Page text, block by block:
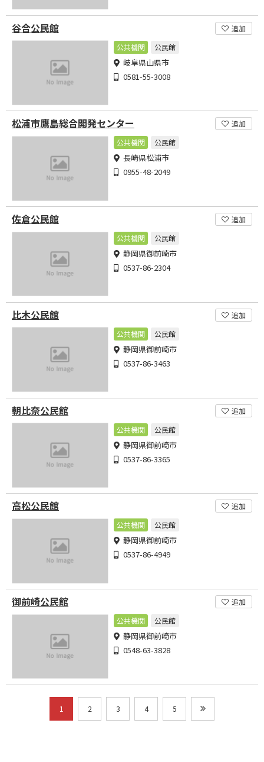
谷合公民館
追加
公共機関
公民館
岐阜県山県市
0581-55-3008
松浦市鷹島総合開発センター
追加
公共機関
公民館
長崎県松浦市
0955-48-2049
佐倉公民館
追加
公共機関
公民館
静岡県御前崎市
0537-86-2304
比木公民館
追加
公共機関
公民館
静岡県御前崎市
0537-86-3463
朝比奈公民館
追加
公共機関
公民館
静岡県御前崎市
0537-86-3365
高松公民館
追加
公共機関
公民館
静岡県御前崎市
0537-86-4949
御前崎公民館
追加
公共機関
公民館
静岡県御前崎市
0548-63-3828
1 2 3 4 5